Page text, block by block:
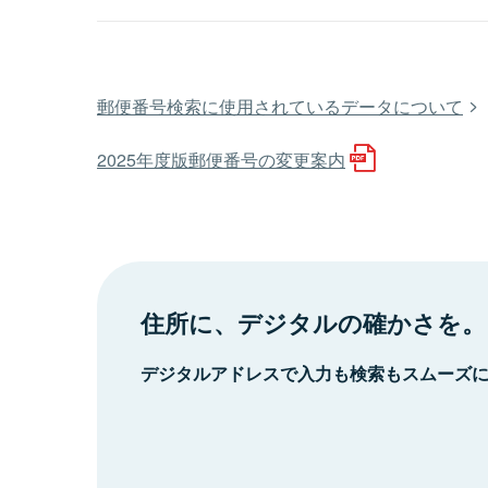
郵便番号検索に使用されているデータについて
2025年度版郵便番号の変更案内
住所に、デジタルの確かさを。
デジタルアドレスで入力も検索もスムーズ